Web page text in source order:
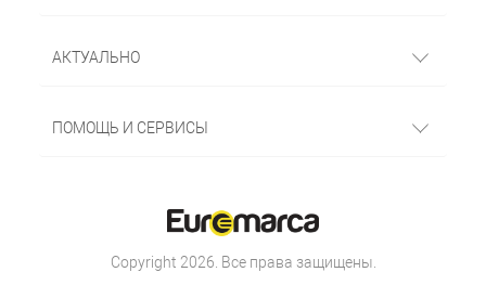
АКТУАЛЬНО
ПОМОЩЬ И СЕРВИСЫ
Copyright 2026. Все права защищены.